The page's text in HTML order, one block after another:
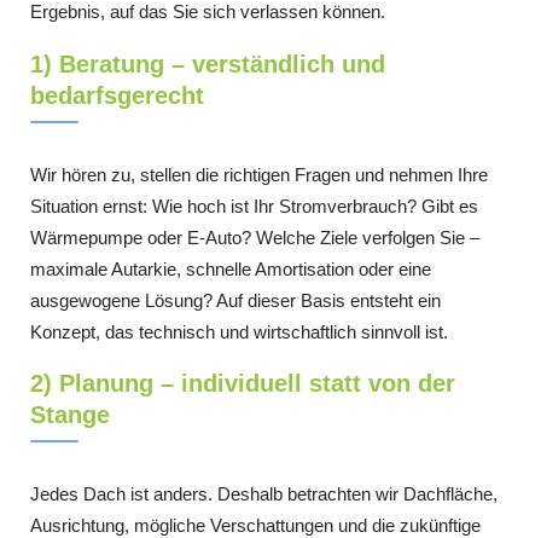
Ergebnis, auf das Sie sich verlassen können.
1) Beratung – verständlich und
bedarfsgerecht
Wir hören zu, stellen die richtigen Fragen und nehmen Ihre
Situation ernst: Wie hoch ist Ihr Stromverbrauch? Gibt es
Wärmepumpe oder E-Auto? Welche Ziele verfolgen Sie –
maximale Autarkie, schnelle Amortisation oder eine
ausgewogene Lösung? Auf dieser Basis entsteht ein
Konzept, das technisch und wirtschaftlich sinnvoll ist.
2) Planung – individuell statt von der
Stange
Jedes Dach ist anders. Deshalb betrachten wir Dachfläche,
Ausrichtung, mögliche Verschattungen und die zukünftige